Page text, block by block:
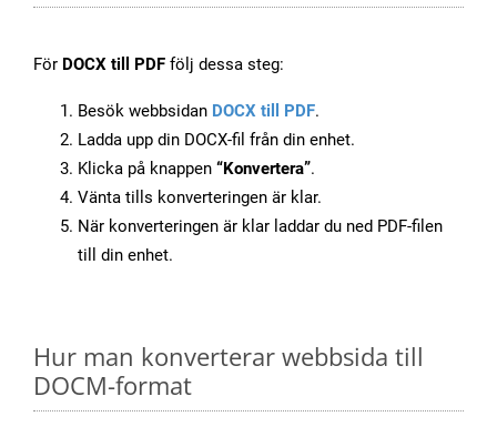
För DOCX till PDF följ dessa steg:
Besök webbsidan DOCX till PDF.
Ladda upp din DOCX-fil från din enhet.
Klicka på knappen “Konvertera”.
Vänta tills konverteringen är klar.
När konverteringen är klar laddar du ned PDF-filen
till din enhet.
Hur man konverterar webbsida till
DOCM-format